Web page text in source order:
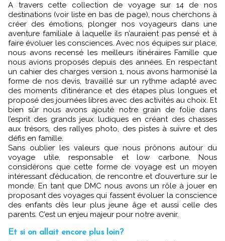
A travers cette collection de voyage sur 14 de nos
destinations (voir liste en bas de page), nous cherchons à
créer des émotions, plonger nos voyageurs dans une
aventure familiale à laquelle ils n’auraient pas pensé et à
faire évoluer les consciences. Avec nos équipes sur place,
nous avons recensé les meilleurs itinéraires Famille que
nous avions proposés depuis des années. En respectant
un cahier des charges version 1, nous avons harmonisé la
forme de nos devis, travaillé sur un rythme adapté avec
des moments d’itinérance et des étapes plus longues et
proposé des journées libres avec des activités au choix. Et
bien sûr nous avons ajouté notre grain de folie dans
l’esprit des grands jeux ludiques en créant des chasses
aux trésors, des rallyes photo, des pistes à suivre et des
défis en famille.
Sans oublier les valeurs que nous prônons autour du
voyage utile, responsable et low carbone. Nous
considérons que cette forme de voyage est un moyen
intéressant d’éducation, de rencontre et d’ouverture sur le
monde. En tant que DMC nous avons un rôle à jouer en
proposant des voyages qui fassent évoluer la conscience
des enfants dès leur plus jeune âge et aussi celle des
parents. C’est un enjeu majeur pour notre avenir.
Et si on allait encore plus loin?